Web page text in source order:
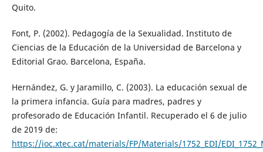
Quito.
Font, P. (2002). Pedagogía de la Sexualidad. Instituto de
Ciencias de la Educación de la Universidad de Barcelona y
Editorial Grao. Barcelona, España.
Hernández, G. y Jaramillo, C. (2003). La educación sexual de
la primera infancia. Guía para madres, padres y
profesorado de Educación Infantil. Recuperado el 6 de julio
de 2019 de:
https://ioc.xtec.cat/materials/FP/Materials/1752_EDI/